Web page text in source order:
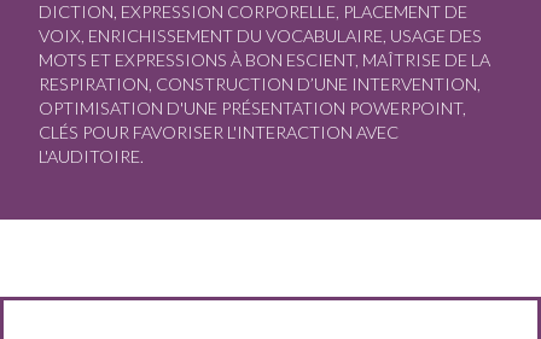
DICTION, EXPRESSION CORPORELLE, PLACEMENT DE
VOIX, ENRICHISSEMENT DU VOCABULAIRE, USAGE DES
MOTS ET EXPRESSIONS À BON ESCIENT, MAÎTRISE DE LA
RESPIRATION, CONSTRUCTION D’UNE INTERVENTION,
OPTIMISATION D'UNE PRÉSENTATION POWERPOINT,
CLÉS POUR FAVORISER L'INTERACTION AVEC
L'AUDITOIRE.